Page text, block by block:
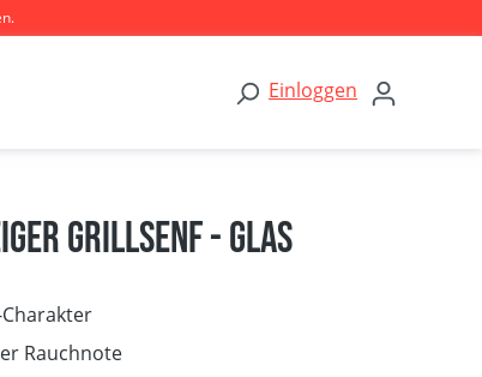
Einloggen
Grillsenf - Glas
Rauchnote